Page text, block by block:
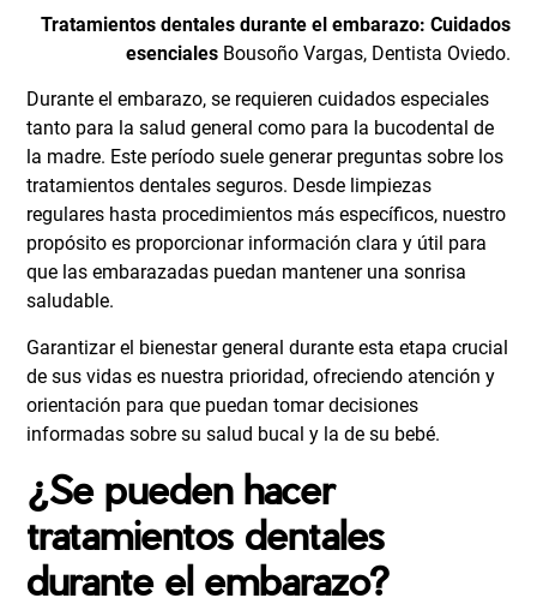
Tratamientos dentales durante el embarazo: Cuidados
esencialesBousoño Vargas, Dentista Oviedo.
Durante el embarazo, se requieren cuidados especiales
tanto para la salud general como para la bucodental de
la madre. Este período suele generar preguntas sobre los
tratamientos dentales seguros. Desde limpiezas
regulares hasta procedimientos más específicos, nuestro
propósito es proporcionar información clara y útil para
que las embarazadas puedan mantener una sonrisa
saludable.
Garantizar el bienestar general durante esta etapa crucial
de sus vidas es nuestra prioridad, ofreciendo atención y
orientación para que puedan tomar decisiones
informadas sobre su salud bucal y la de su bebé.
¿Se pueden hacer
tratamientos dentales
durante el embarazo?